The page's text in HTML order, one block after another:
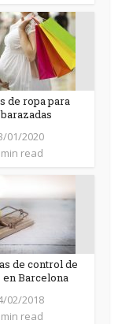
de ropa para
01/2020
min read
de control de
en Barcelona
02/2018
read